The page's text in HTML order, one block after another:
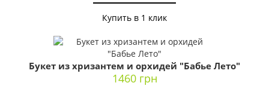
Купить в 1 клик
Букет из хризантем и орхидей "Бабье Лето"
1460 грн